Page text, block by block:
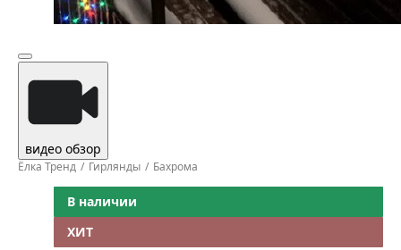
видео обзор
Ёлка Тренд Гирлянды Бахрома
В наличии
ХИТ